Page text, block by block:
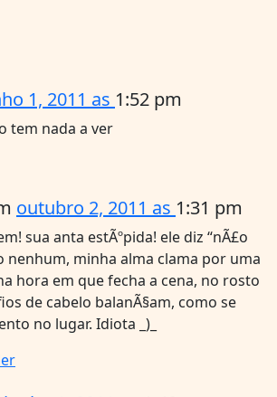
1, 2011 as 1:52 pm
tem nada a ver
outubro 2, 2011 as 1:31 pm
sua anta estÃºpida! ele diz “nÃ£o
nenhum, minha alma clama por uma
hora em que fecha a cena, no rosto
de cabelo balanÃ§am, como se
no lugar. Idiota _)_